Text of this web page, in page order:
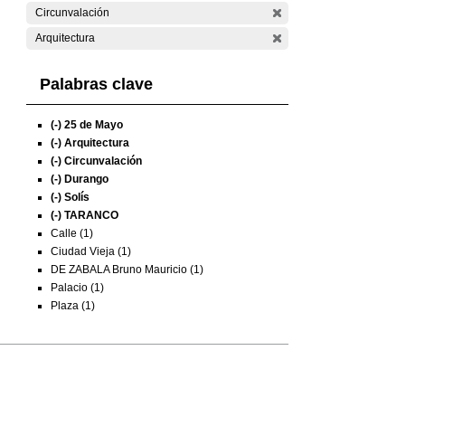
Circunvalación
Arquitectura
Palabras clave
(-) 25 de Mayo
(-) Arquitectura
(-) Circunvalación
(-) Durango
(-) Solís
(-) TARANCO
Calle (1)
Ciudad Vieja (1)
DE ZABALA Bruno Mauricio (1)
Palacio (1)
Plaza (1)